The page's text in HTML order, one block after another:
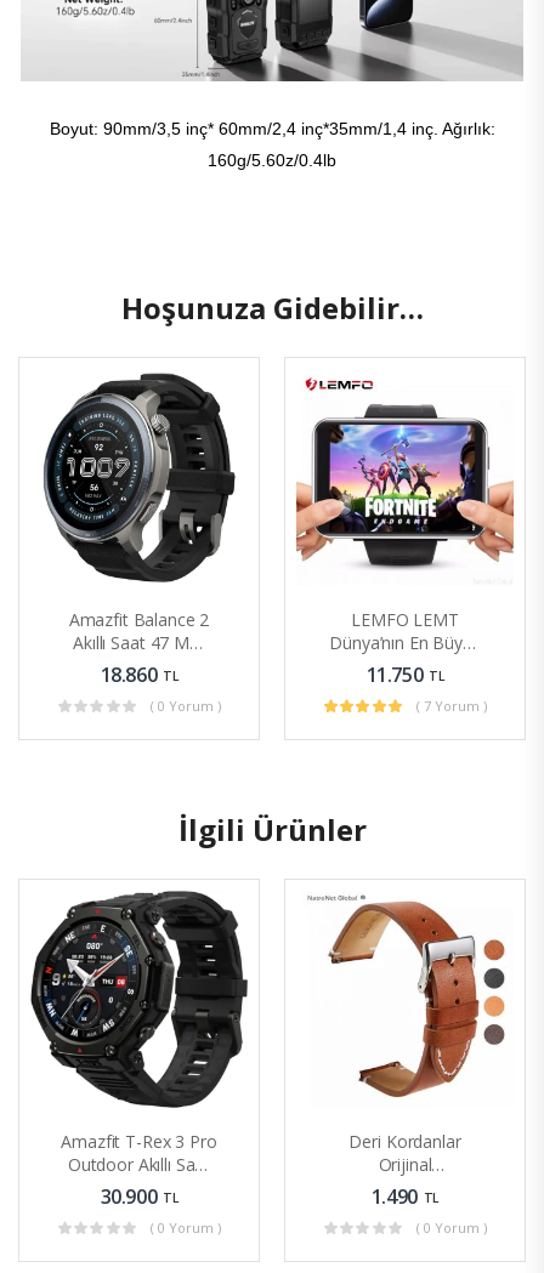
Boyut: 90mm/3,5 inç* 60mm/2,4 inç*35mm/1,4 inç. Ağırlık:
160g/5.60z/0.4lb
Hoşunuza Gidebilir…
Amazfit Balance 2
Akıllı Saat 47 Mm
AMOLED Safir Cam
Ekran
18.860 TL
( 0 Yorum )
LEMFO LEMT
Dünya’nın En Büyük
Bataryalı En Büyük
Ekranlı Android Sim
Kartlı Akıllı Saati
11.750 TL
( 7 Yorum )
İlgili Ürünler
Amazfit T-Rex 3 Pro
Outdoor Akıllı Saat
48 Mm Safir
AMOLED Ekran
30.900 TL
( 0 Yorum )
Deri Kordanlar
Orijinal
Antibakteriyel Saf
Deri Kordon 20mm
22 Mm 24mm
1.490 TL
( 0 Yorum )